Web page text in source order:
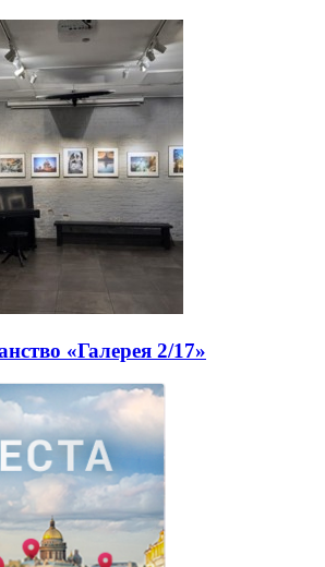
«Галерея 2/17»